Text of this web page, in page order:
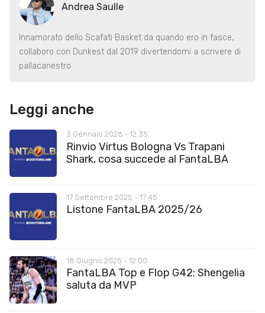
Andrea Saulle
Innamorato dello Scafati Basket da quando ero in fasce,
collaboro con Dunkest dal 2019 divertendomi a scrivere di
pallacanestro
Leggi anche
3 Gennaio 2026 - 12:35
Rinvio Virtus Bologna Vs Trapani
Shark, cosa succede al FantaLBA
17 Settembre 2025 - 17:45
Listone FantaLBA 2025/26
18 Giugno 2025 - 12:00
FantaLBA Top e Flop G42: Shengelia
saluta da MVP